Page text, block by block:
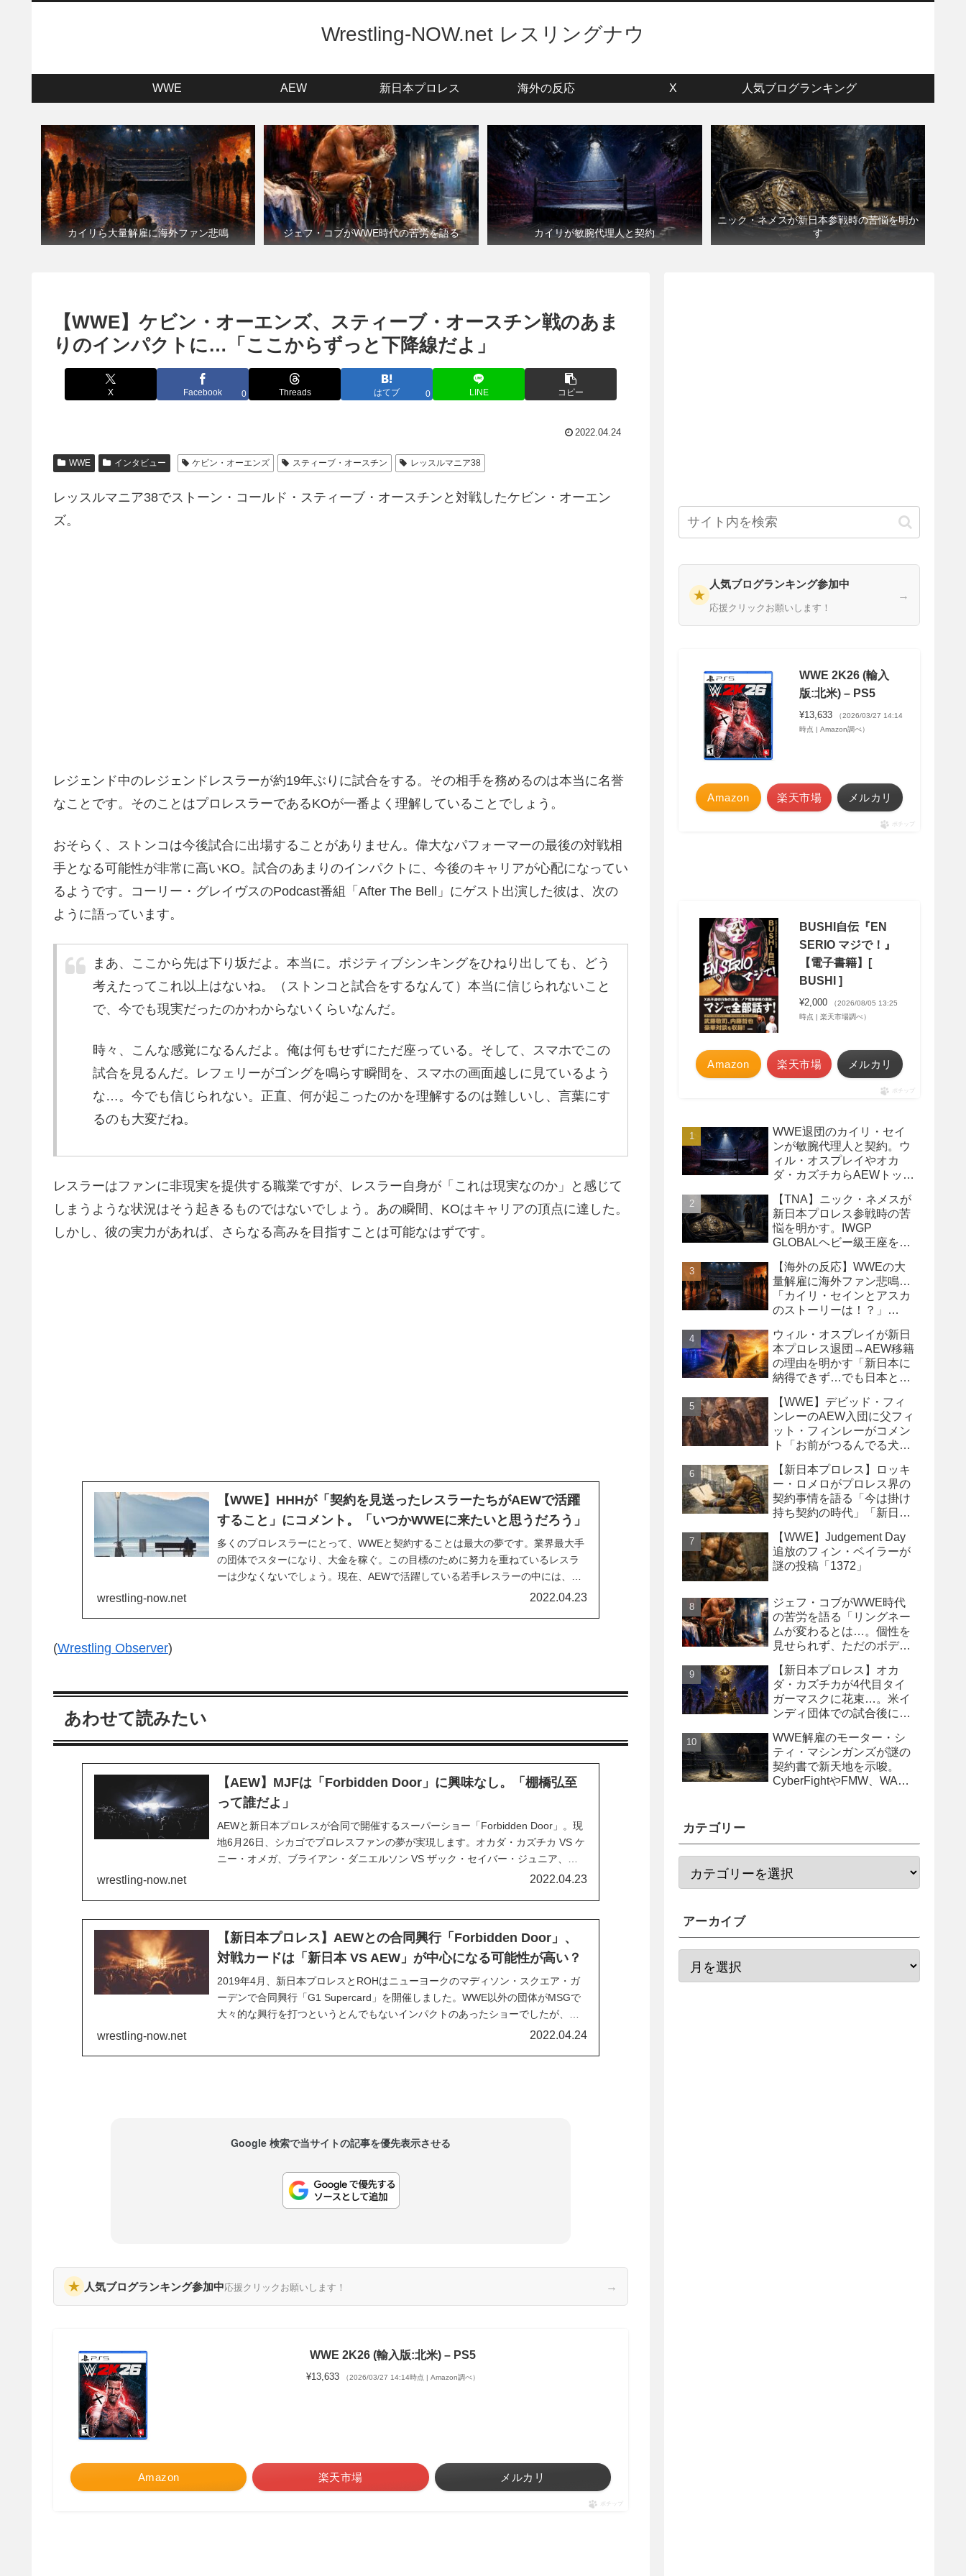
Wrestling-NOW.net レスリングナウ
WWE AEW 新日本プロレス 海外の反応 X 人気ブログランキング
カイリら大量解雇に海外ファン悲鳴 ジェフ・コブがWWE時代の苦労を語る カイリが敏腕代理人と契約
ニック・ネメスが新日本参戦時の苦悩を明か
す
【WWE】ケビン・オーエンズ、スティーブ・オースチン戦のあま
りのインパクトに…「ここからずっと下降線だよ」
X Facebook 0 Threads はてブ 0 LINE コピー
2022.04.24
WWE インタビュー ケビン・オーエンズ スティーブ・オースチン レッスルマニア38
レッスルマニア38でストーン・コールド・スティーブ・オースチンと対戦したケビン・オーエン
ズ。
レジェンド中のレジェンドレスラーが約19年ぶりに試合をする。その相手を務めるのは本当に名誉
なことです。そのことはプロレスラーであるKOが一番よく理解していることでしょう。
おそらく、ストンコは今後試合に出場することがありません。偉大なパフォーマーの最後の対戦相
手となる可能性が非常に高いKO。試合のあまりのインパクトに、今後のキャリアが心配になってい
るようです。コーリー・グレイヴスのPodcast番組「After The Bell」にゲスト出演した彼は、次の
ように語っています。
まあ、ここから先は下り坂だよ。本当に。ポジティブシンキングをひねり出しても、どう
考えたってこれ以上はないね。（ストンコと試合をするなんて）本当に信じられないこと
で、今でも現実だったのかわからないくらいなんだ。
時々、こんな感覚になるんだよ。俺は何もせずにただ座っている。そして、スマホでこの
試合を見るんだ。レフェリーがゴングを鳴らす瞬間を、スマホの画面越しに見ているよう
な…。今でも信じられない。正直、何が起こったのかを理解するのは難しいし、言葉にす
るのも大変だね。
レスラーはファンに非現実を提供する職業ですが、レスラー自身が「これは現実なのか」と感じて
しまうような状況はそう起きるものではないでしょう。あの瞬間、KOはキャリアの頂点に達した。
しかし、彼の実力があれば、さらなる高みを目指すことは可能なはずです。
【WWE】HHHが「契約を見送ったレスラーたちがAEWで活躍
すること」にコメント。「いつかWWEに来たいと思うだろう」
多くのプロレスラーにとって、WWEと契約することは最大の夢です。業界最大手
の団体でスターになり、大金を稼ぐ。この目標のために努力を重ねているレスラ
ーは少なくないでしょう。現在、AEWで活躍している若手レスラーの中には、
WWEへ入団するチャンスがあったにもかかわらず、WWEから契約を見送られた
wrestling-now.net 2022.04.23
(Wrestling Observer)
あわせて読みたい
【AEW】MJFは「Forbidden Door」に興味なし。「棚橋弘至
って誰だよ」
AEWと新日本プロレスが合同で開催するスーパーショー「Forbidden Door」。現
地6月26日、シカゴでプロレスファンの夢が実現します。オカダ・カズチカ VS ケ
ニー・オメガ、ブライアン・ダニエルソン VS ザック・セイバー・ジュニア、内
藤哲也とアンドラーデ（ラ・ソンブラ）の再会など、見てみたい試合は山のよう
wrestling-now.net 2022.04.23
【新日本プロレス】AEWとの合同興行「Forbidden Door」、
対戦カードは「新日本 VS AEW」が中心になる可能性が高い？
2019年4月、新日本プロレスとROHはニューヨークのマディソン・スクエア・ガ
ーデンで合同興行「G1 Supercard」を開催しました。WWE以外の団体がMSGで
大々的な興行を打つというとんでもないインパクトのあったショーでしたが、対
戦カードは基本的に「新日本のカード」と「ROHのカード」が中心で、新日本 VS
wrestling-now.net 2022.04.24
Google 検索で当サイトの記事を優先表示させる
★ 人気ブログランキング参加中応援クリックお願いします！ →
WWE 2K26 (輸入版:北米) – PS5
¥13,633 （2026/03/27 14:14時点 | Amazon調べ）
Amazon 楽天市場 メルカリ
ポチップ
★
人気ブログランキング参加中
応援クリックお願いします！
→
WWE 2K26 (輸入
版:北米) – PS5
¥13,633
（2026/03/27 14:14
時点 | Amazon調べ）
Amazon 楽天市場 メルカリ
ポチップ
BUSHI自伝『EN
SERIO マジで！』
【電子書籍】[
BUSHI ]
¥2,000
（2026/08/05 13:25
時点 | 楽天市場調べ）
Amazon 楽天市場 メルカリ
ポチップ
WWE退団のカイリ・セイ
ンが敏腕代理人と契約。ウ
ィル・オスプレイやオカ
ダ・カズチカらAEWトップ
【TNA】ニック・ネメスが
新日本プロレス参戦時の苦
悩を明かす。IWGP
GLOBALヘビー級王座を
挫
【海外の反応】WWEの大
量解雇に海外ファン悲鳴…
「カイリ・セインとアスカ
のストーリーは！？」
の犠牲になった」
ウィル・オスプレイが新日
本プロレス退団→AEW移籍
の理由を明かす「新日本に
納得できず…でも日本との
【WWE】デビッド・フィ
ンレーのAEW入団に父フィ
ット・フィンレーがコメン
ト「お前がつるんでる犬連
【新日本プロレス】ロッキ
ー・ロメロがプロレス界の
契約事情を語る「今は掛け
持ち契約の時代」「新日本
るべき」
【WWE】Judgement Day
追放のフィン・ベイラーが
謎の投稿「1372」
ジェフ・コブがWWE時代
の苦労を語る「リングネー
ムが変わるとは…。個性を
見せられず、ただのボディ
【新日本プロレス】オカ
ダ・カズチカが4代目タイ
ガーマスクに花束…。米イ
ンディ団体での試合後にサ
WWE解雇のモーター・シ
ティ・マシンガンズが謎の
契約書で新天地を示唆。
CyberFightやFMW、WAR
カテゴリー
アーカイブ